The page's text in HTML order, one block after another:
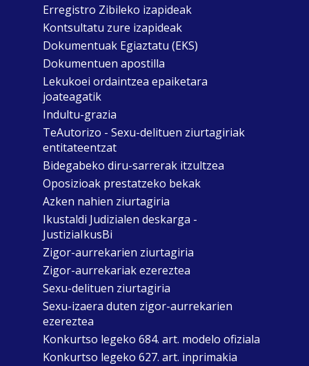
Erregistro Zibileko izapideak
Kontsultatu zure izapideak
Dokumentuak Egiaztatu (EKS)
Dokumentuen apostilla
Lekukoei ordaintzea epaiketara
joateagatik
Indultu-grazia
TeAutorizo - Sexu-delituen ziurtagiriak
entitateentzat
Bidegabeko diru-sarrerak itzultzea
Oposizioak prestatzeko bekak
Azken nahien ziurtagiria
Ikustaldi Judizialen deskarga -
JustiziaIkusBi
Zigor-aurrekarien ziurtagiria
Zigor-aurrekariak ezereztea
Sexu-delituen ziurtagiria
Sexu-izaera duten zigor-aurrekarien
ezereztea
Konkurtso legeko 684. art. modelo ofiziala
Konkurtso legeko 627. art. inprimakia